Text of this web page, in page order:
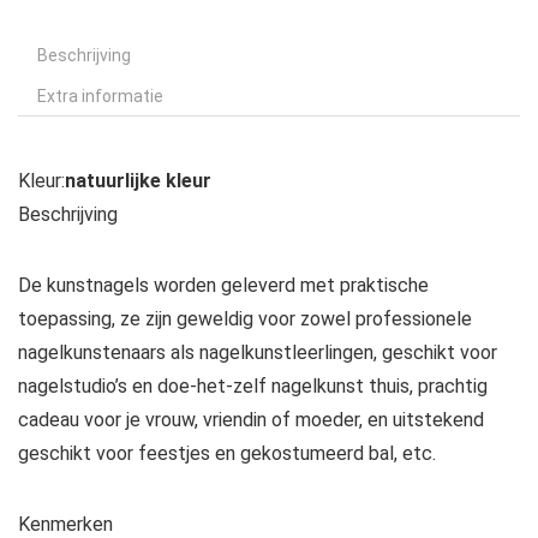
Beschrijving
Extra informatie
Kleur:natuurlijke kleur
Beschrijving
De kunstnagels worden geleverd met praktische
toepassing, ze zijn geweldig voor zowel professionele
nagelkunstenaars als nagelkunstleerlingen, geschikt voor
nagelstudio’s en doe-het-zelf nagelkunst thuis, prachtig
cadeau voor je vrouw, vriendin of moeder, en uitstekend
geschikt voor feestjes en gekostumeerd bal, etc.
Kenmerken